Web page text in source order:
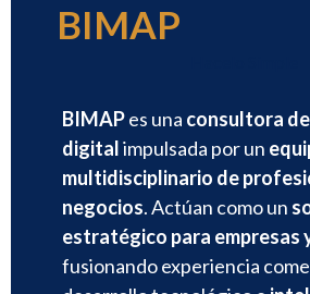
BIMAP
BIMAPes una consultora
digitalimpulsada por un
multidisciplinario de
negocios. Actúan como un
estratégico para empresas
fusionando experiencia